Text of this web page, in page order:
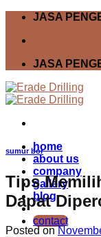
Skip
content
JASA
JASA
home
about us
company
gallery
blog
contact
sumur bor
Tips
Dapat
Posted on